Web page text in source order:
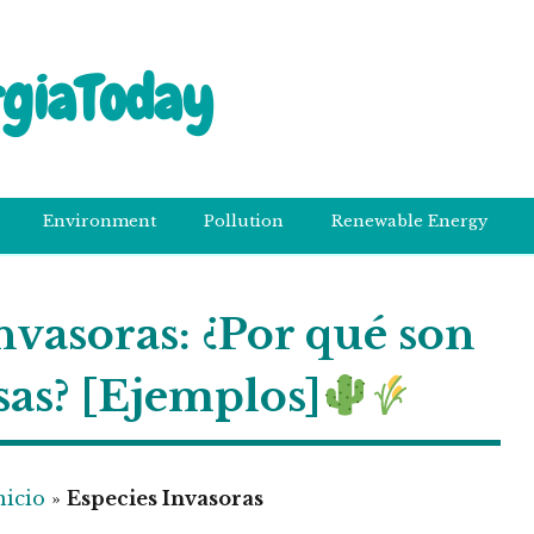
Environment Pollution Renewable Energy
¿Por qué son
[Ejemplos]
» Especies Invasoras